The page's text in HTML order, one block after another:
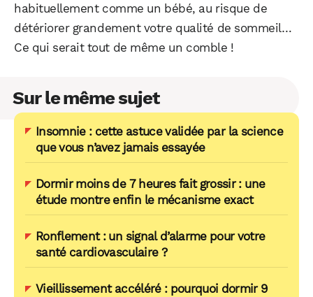
habituellement comme un bébé, au risque de
détériorer grandement votre qualité de sommeil…
Ce qui serait tout de même un comble !
Sur le même sujet
Insomnie : cette astuce validée par la science
que vous n’avez jamais essayée
Dormir moins de 7 heures fait grossir : une
étude montre enfin le mécanisme exact
Ronflement : un signal d’alarme pour votre
santé cardiovasculaire ?
Vieillissement accéléré : pourquoi dormir 9